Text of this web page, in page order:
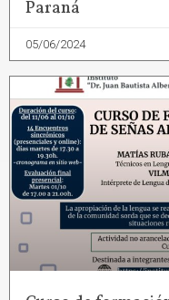
Paraná
05/06/2024